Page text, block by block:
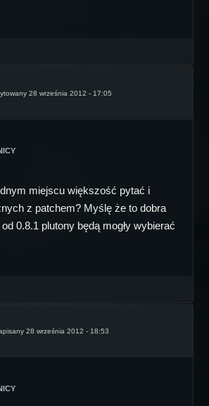
28 września 2012 - 17:05
miejscu większość pytać i
z patchem? Myślę że to dobra
0.8.1 plutony będą mogły wybierać
28 września 2012 - 18:53